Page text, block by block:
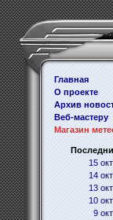
Главная
О проекте
Архив
Веб-мастеру
Магазин
15
14
13
10
9